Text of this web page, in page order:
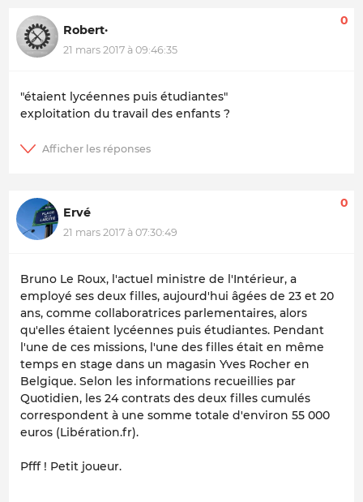
Robert·
21 mars 2017 à 09:46:35
0
"étaient lycéennes puis étudiantes"
exploitation du travail des enfants ?
Ervé
21 mars 2017 à 07:30:49
0
Bruno Le Roux, l'actuel ministre de l'Intérieur, a
employé ses deux filles, aujourd'hui âgées de 23 et 20
ans, comme collaboratrices parlementaires, alors
qu'elles étaient lycéennes puis étudiantes. Pendant
l'une de ces missions, l'une des filles était en même
temps en stage dans un magasin Yves Rocher en
Belgique. Selon les informations recueillies par
Quotidien, les 24 contrats des deux filles cumulés
correspondent à une somme totale d'environ 55 000
euros (Libération.fr).
Pfff ! Petit joueur.